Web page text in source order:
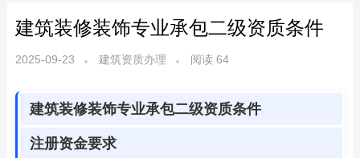
建筑装修装饰专业承包二级资质条件
2025-09-23 建筑资质办理 阅读 64
建筑装修装饰专业承包二级资质条件
注册资金要求